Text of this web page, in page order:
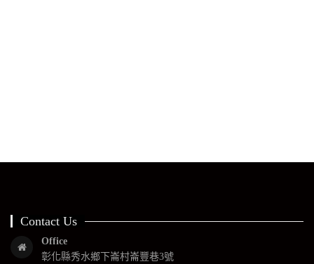
Contact Us
Office
彰化縣秀水鄉下崙村崙豐巷3號